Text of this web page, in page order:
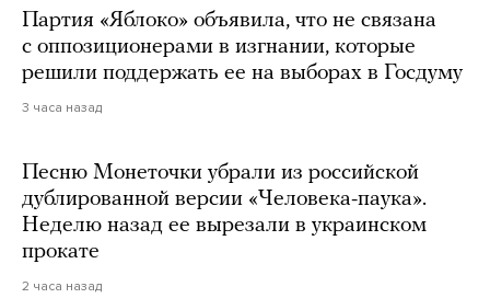
Партия «Яблоко» объявила, что не связана
с оппозиционерами в изгнании, которые
решили поддержать ее на выборах в Госдуму
3 часа назад
Песню Монеточки убрали из российской
дублированной версии «Человека-паука».
Неделю назад ее вырезали в украинском
прокате
2 часа назад